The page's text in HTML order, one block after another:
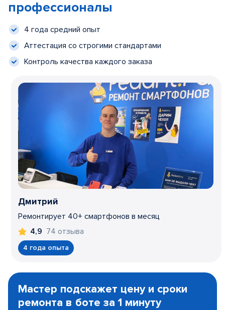
профессионалы
4 года средний опыт
Аттестация со строгими стандартами
Контроль качества каждого заказа
Дмитрий
Ремонтирует 40+ смартфонов в месяц
4,9 74 отзыва
4 года опыта
1
Мастер подскажет цену и сроки
ремонта в боте за 1 минуту